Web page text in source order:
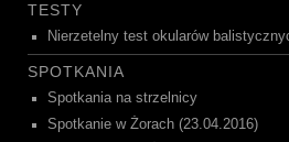
TESTY
Nierzetelny test okularów
SPOTKANIA
Spotkania na strzelnicy
Spotkanie w Żorach (23.04.2016)